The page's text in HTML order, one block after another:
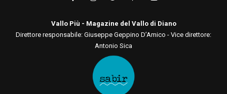
Vallo Più - Magazine del Vallo di Diano
Direttore responsabile: Giuseppe Geppino D’Amico - Vice direttore:
Antonio Sica